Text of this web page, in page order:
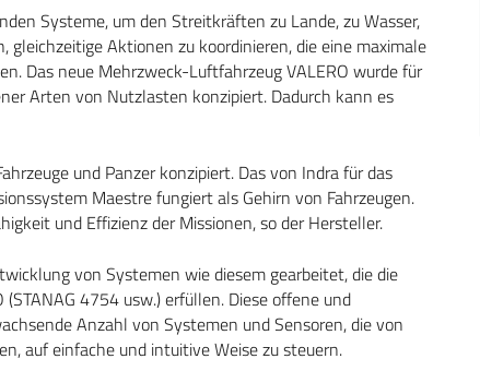
Systeme, um den Streitkräften zu Lande, zu Wasser,
Aktionen zu koordinieren, die eine maximale
Das neue Mehrzweck-Luftfahrzeug VALERO wurde für
Arten von Nutzlasten konzipiert. Dadurch kann es
und Panzer konzipiert. Das von Indra für das
Maestre fungiert als Gehirn von Fahrzeugen.
und Effizienz der Missionen, so der Hersteller.
von Systemen wie diesem gearbeitet, die die
4754 usw.) erfüllen. Diese offene und
Anzahl von Systemen und Sensoren, die von
auf einfache und intuitive Weise zu steuern.